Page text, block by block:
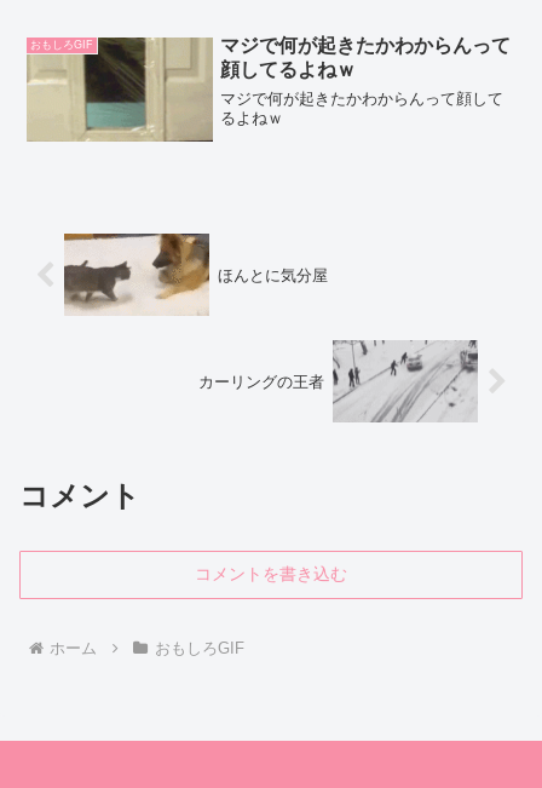
おもしろGIF
マジで何が起きたかわからんって
顔してるよねｗ
マジで何が起きたかわからんって顔して
るよねｗ
ほんとに気分屋
カーリングの王者
コメント
コメントを書き込む
ホーム おもしろGIF